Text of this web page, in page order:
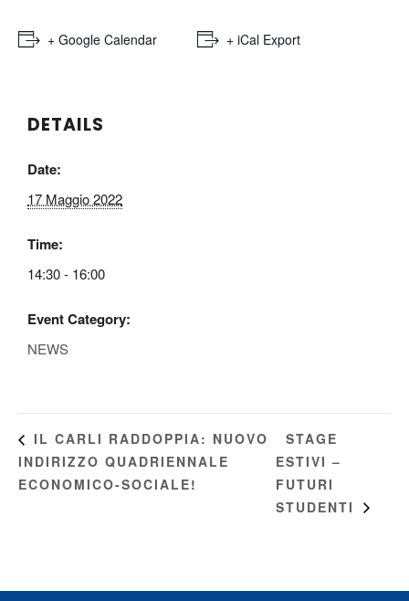
+ Google Calendar + iCal Export
DETAILS
Date:
17 Maggio 2022
Time:
14:30 - 16:00
Event Category:
NEWS
IL CARLI RADDOPPIA: NUOVO
INDIRIZZO QUADRIENNALE
ECONOMICO-SOCIALE!
STAGE
ESTIVI –
FUTURI
STUDENTI